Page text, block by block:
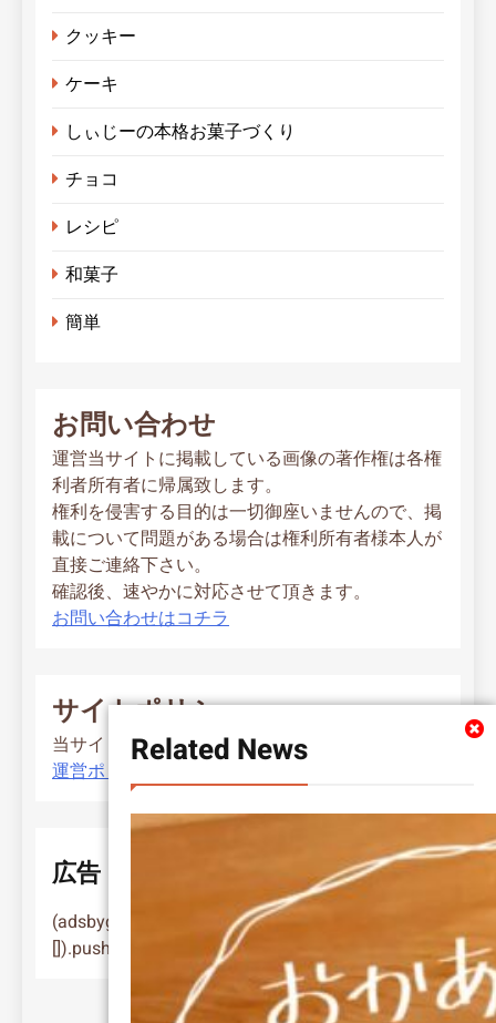
Related News
クッキー
ケーキ
しぃじーの本格お菓子づくり
チョコ
レシピ
和菓子
簡単
お問い合わせ
運営当サイトに掲載している画像の著作権は各権
利者所有者に帰属致します。
権利を侵害する目的は一切御座いませんので、掲
載について問題がある場合は権利所有者様本人が
直接ご連絡下さい。
確認後、速やかに対応させて頂きます。
お問い合わせはコチラ
サイトポリシー
当サイト運営ポリシー
運営ポリシー
広告
(adsbygoogle = window.adsbygoogle ||
[]).push({});